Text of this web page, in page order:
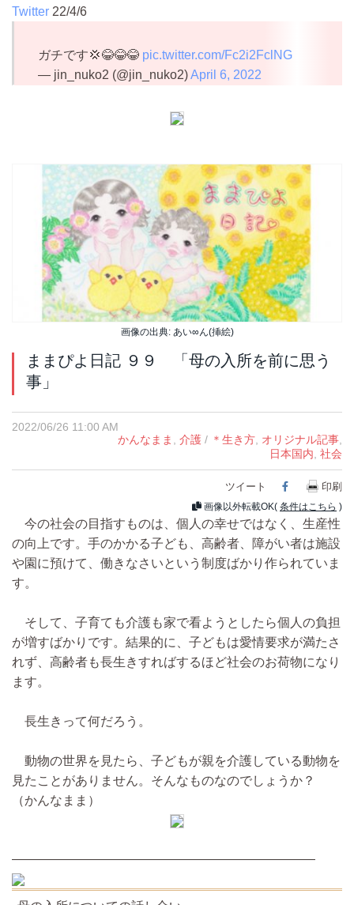
Twitter 22/4/6
ガチです💢😂😂😂 pic.twitter.com/Fc2i2FclNG
— jin_nuko2 (@jin_nuko2)April 6, 2022
画像の出典: あい∞ん(挿絵)
ままぴよ日記 ９９ 「母の入所を前に思う
事」
2022/06/26 11:00 AM
かんなまま
介護 / ＊生き方 オリジナル記事
日本国内 社会
ツイート Facebook
印刷
画像以外転載OK( 条件はこちら )
今の社会の目指すものは、個人の幸せではなく、生産性
の向上です。手のかかる子ども、高齢者、障がい者は施設
や園に預けて、働きなさいという制度ばかり作られていま
す。
そして、子育ても介護も家で看ようとしたら個人の負担
が増すばかりです。結果的に、子どもは愛情要求が満たさ
れず、高齢者も長生きすればするほど社会のお荷物になり
ます。
長生きって何だろう。
動物の世界を見たら、子どもが親を介護している動物を
見たことがありません。そんなものなのでしょうか？
（かんなまま）
————————————————————————